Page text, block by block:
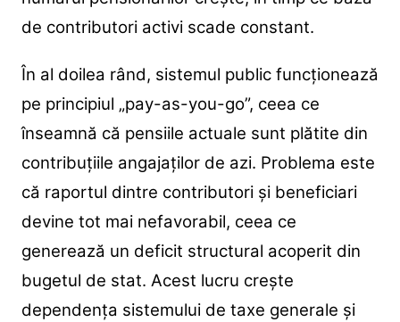
de contributori activi scade constant.
În al doilea rând, sistemul public funcționează
pe principiul „pay-as-you-go”, ceea ce
înseamnă că pensiile actuale sunt plătite din
contribuțiile angajaților de azi. Problema este
că raportul dintre contributori și beneficiari
devine tot mai nefavorabil, ceea ce
generează un deficit structural acoperit din
bugetul de stat. Acest lucru crește
dependența sistemului de taxe generale și